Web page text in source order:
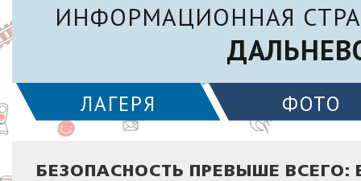
ИНФОРМАЦИОННАЯ
ЛАГЕРЯ ФОТО
БЕЗОПАСНОСТЬ ПРЕВЫШЕ